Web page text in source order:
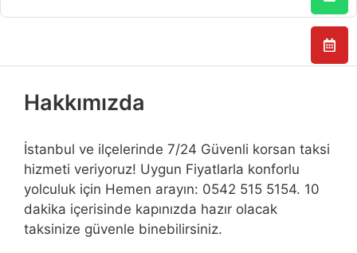
Hakkımızda
İstanbul ve ilçelerinde 7/24 Güvenli korsan taksi
hizmeti veriyoruz! Uygun Fiyatlarla konforlu
yolculuk için Hemen arayın: 0542 515 5154. 10
dakika içerisinde kapınızda hazır olacak
taksinize güvenle binebilirsiniz.